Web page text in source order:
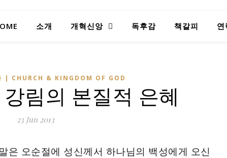
소개 개혁신앙 독후감 책갈피 연
| CHURCH & KINGDOM OF GOD
림의 본질적 은혜
23 Jun 2013
은 오순절에 성신께서 하나님의 백성에게 오신